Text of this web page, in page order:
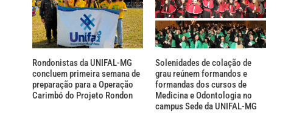
Rondonistas da UNIFAL-MG
concluem primeira semana de
preparação para a Operação
Carimbó do Projeto Rondon
Solenidades de colação de
grau reúnem formandos e
formandas dos cursos de
Medicina e Odontologia no
campus Sede da UNIFAL-MG